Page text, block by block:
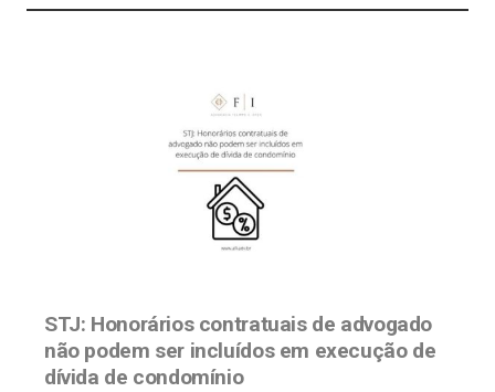
STJ: Honorários contratuais de advogado
não podem ser incluídos em execução de
dívida de condomínio